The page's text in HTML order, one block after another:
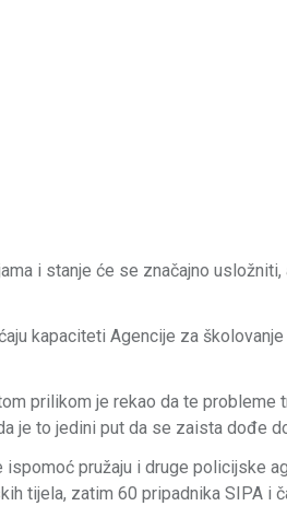
i stanje će se značajno
kapaciteti Agencije za
prilikom je rekao da te probleme
je to jedini put da se zaista dođe
pružaju i druge policijske
tijela, zatim 60 pripadnika SIPA i